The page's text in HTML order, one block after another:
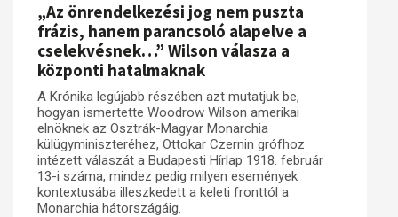
A békerendszer megszilárdulása
Utókor és emlékezet
Adatbázis
Emlékművek (feltöltés alatt)
Menekültek
Visszhang
Publikációk
Kapcsolat
Trianon-kommentár
Dokumentumok
„Az önrendelkezési jog nem puszta
frázis, hanem parancsoló alapelve a
cselekvésnek…” Wilson válasza a
központi hatalmaknak
A Krónika legújabb részében azt mutatjuk be,
hogyan ismertette Woodrow Wilson amerikai
elnöknek az Osztrák-Magyar Monarchia
külügyminiszteréhez, Ottokar Czernin grófhoz
intézett válaszát a Budapesti Hírlap 1918. február
13-i száma, mindez pedig milyen események
kontextusába illeszkedett a keleti fronttól a
Monarchia hátországáig.